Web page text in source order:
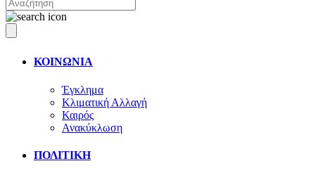
ΚΟΙΝΩΝΙΑ
Έγκλημα
Κλιματική Αλλαγή
Καιρός
Ανακύκλωση
ΠΟΛΙΤΙΚΗ